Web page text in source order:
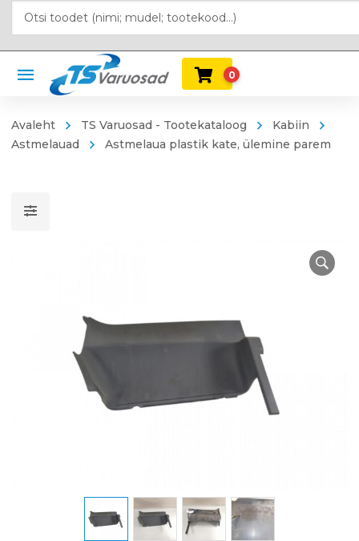
0
Avaleht TS Varuosad - Tootekataloog
Kabiin
Astmelauad
Astmelaua plastik kate, ülemine parem